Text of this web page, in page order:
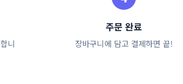
니
주문 완료
장바구니에 담고 결제하면 끝!